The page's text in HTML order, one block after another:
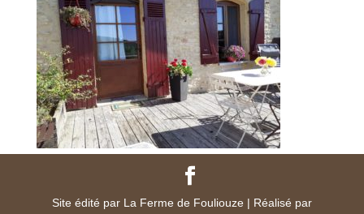
Site édité par La Ferme de Fouliouze | Réalisé par